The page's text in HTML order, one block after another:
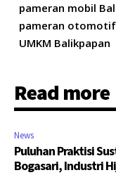
pameran mobil
pameran
UMKM Balikpapan
Read more
News
Puluhan Praktisi
Bogasari, Industri